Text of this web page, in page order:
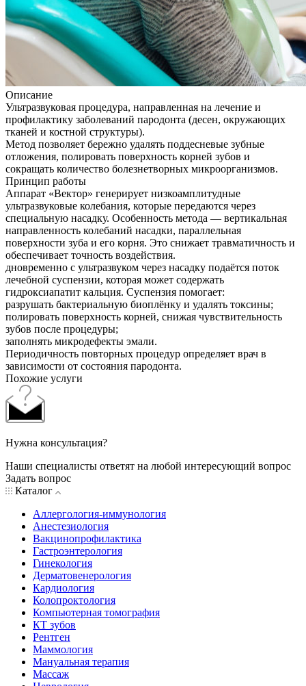
Описание
Ультразвуковая процедура, направленная на лечение и
профилактику заболеваний пародонта (десен, окружающих
тканей и костной структуры).
Метод позволяет бережно удалять поддесневые зубные
отложения, полировать поверхность корней зубов и
сокращать количество болезнетворных микроорганизмов.
Принцип работы
Аппарат «Вектор» генерирует низкоамплитудные
ультразвуковые колебания, которые передаются через
специальную насадку. Особенность метода — вертикальная
направленность колебаний насадки, параллельная
поверхности зуба и его корня. Это снижает травматичность и
обеспечивает точность воздействия.
дновременно с ультразвуком через насадку подаётся поток
лечебной суспензии, которая может содержать
гидроксиапатит кальция. Суспензия помогает:
разрушать бактериальную биоплёнку и удалять токсины;
полировать поверхность корней, снижая чувствительность
зубов после процедуры;
заполнять микродефекты эмали.
Периодичность повторных процедур определяет врач в
зависимости от состояния пародонта.
Похожие услуги
Нужна консультация?
Наши специалисты ответят на любой интересующий вопрос
Задать вопрос
Каталог
Аллергология-иммунология
Анестезиология
Вакцинопрофилактика
Гастроэнтерология
Гинекология
Дерматовенерология
Кардиология
Колопроктология
Компьютерная томография
КТ зубов
Рентген
Маммология
Мануальная терапия
Массаж